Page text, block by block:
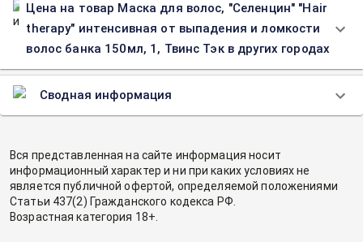
Цена на товар Маска для волос, "Селенцин" "Hair
therapy" интенсивная от выпадения и ломкости
волос банка 150мл, 1, Твинс Тэк в других городах
Сводная информация
Вся представленная на сайте информация носит
информационный характер и ни при каких условиях не
является публичной офертой, определяемой положениями
Статьи 437(2) Гражданского кодекса РФ.
Возрастная категория 18+.